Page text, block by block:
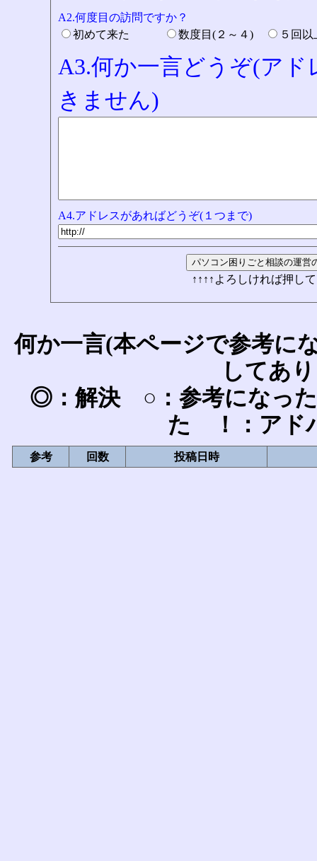
A2.何度目の訪問ですか？
初めて来た
数度目(２～４) ５回
A3.何か一言どうぞ(ア
きません)
A4.アドレスがあればどうぞ(１つまで)
↑↑↑↑よろしければ押し
何か一言(本ページで参考に
してあ
◎：解決 ○：参考になっ
た ！：アド
参考 回数 投稿日時